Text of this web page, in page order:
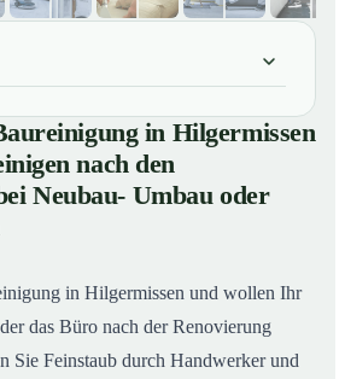
in Hilgermissen gesucht:
den Handwerkern bei Neubau-
– Profis im Einsatz
in Hilgermissen
nach den
Neubau- Umbau oder
in Hilgermissen und wollen Ihr
das Büro nach der Renovierung
Sie Feinstaub durch Handwerker und